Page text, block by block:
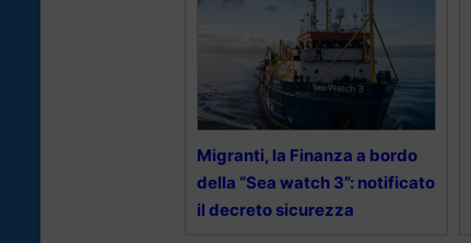
Migranti, la Finanza a bordo
della “Sea watch 3”: notificato
il decreto sicurezza